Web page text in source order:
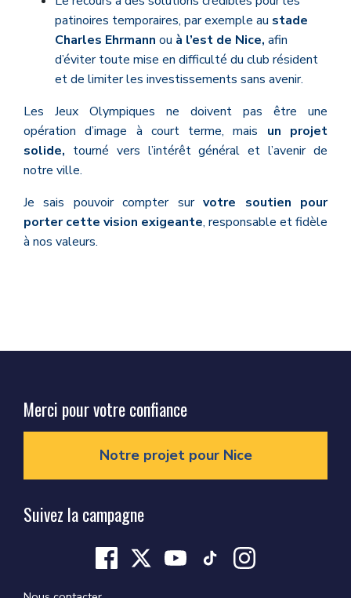
patinoires temporaires, par exemple au stade
Charles Ehrmann ou à l’est de Nice, afin
d’éviter toute mise en difficulté du club résident
et de limiter les investissements sans avenir.
Les Jeux Olympiques ne doivent pas être une
opération d’image à court terme, mais un projet
solide, tourné vers l’intérêt général et l’avenir de
notre ville.
Je sais pouvoir compter survotre soutien pour
porter cette vision exigeante, responsable et fidèle
à nos valeurs.
Merci pour votre confiance
Notre projet pour Nice
Suivez la campagne